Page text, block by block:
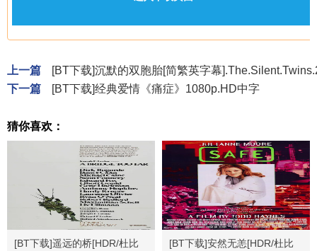
上一篇
[BT下载]沉默的双胞胎[简繁英字幕
下一篇
[BT下载]经典爱情《痛症》1080p.HD中字
猜你喜欢：
[BT下载]遥远的桥[HDR/杜比
[BT下载]安然无恙[HDR/杜比